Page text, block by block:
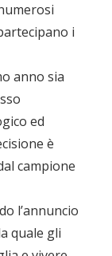
i
anno sia
ed
è
campione
l’annuncio
quale gli